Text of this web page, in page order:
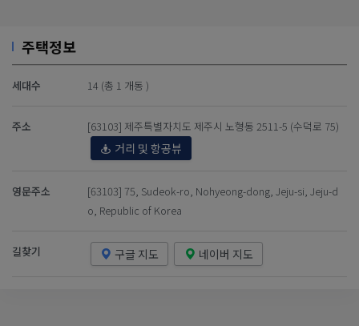
주택정보
세대수 14 (총 1 개동 )
주소 [63103] 제주특별자치도 제주시 노형동 2511-5 (수덕로 75)
거리 및 항공뷰
영문주소
[63103] 75, Sudeok-ro, Nohyeong-dong, Jeju-si, Jeju-d
o, Republic of Korea
길찾기 구글 지도 네이버 지도